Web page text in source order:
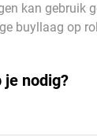
kan gebruik
buyllaag op
je nodig?